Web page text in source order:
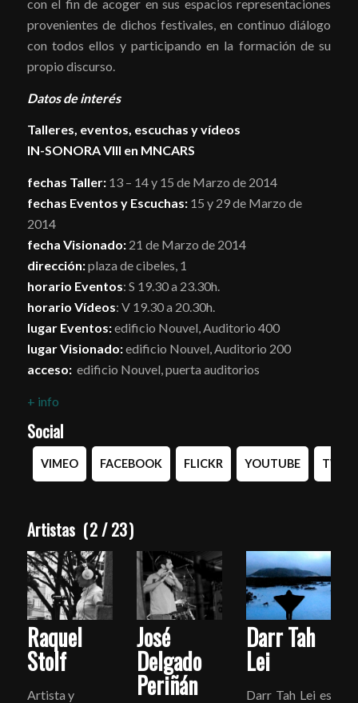
con el fin de acoger en sus espacios representaciones
provenientes de dichos festivales, en continuo diálogo
con todos ellos y participando en la formación de su
propio discurso.
Datos de interés
Talleres, eventos, escuchas y vídeos
IN-SONORA VIII en MNCARS
fechas Taller: 13 – 14 y 15 de Marzo de 2014
fechas Eventos y Escuchas:15 y 29 de Marzo de
2014
fecha Visionado: 21 de Marzo de 2014
dirección:plaza de cibeles, 1
horario Eventos: S 19.30 a 23.30h.
horario Vídeos: V 19.30 a 20.30h.
lugar Eventos:edificio Nouvel, Auditorio 400
lugar Visionado:edificio Nouvel, Auditorio 200
acceso:edificio Nouvel, puerta auditorios
+ info
Social
VIMEO FACEBOOK FLICKR YOUTUBE
Artistas (2/23)
Raquel
Stolf
Artista y
José
Delgado
Periñán
Darr Tah
Lei
Darr Tah Lei es